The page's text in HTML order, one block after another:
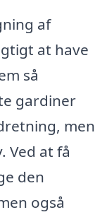
af
at have
så
gardiner
men
Ved at få
den
også